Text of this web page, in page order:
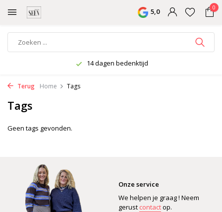
5,0 0
14 dagen bedenktijd
Terug Home Tags
Tags
Geen tags gevonden.
Onze service
We helpen je graag ! Neem
gerust contactop.